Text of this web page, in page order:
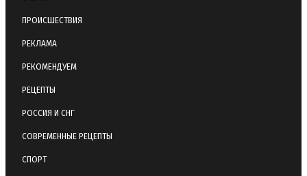
ПРОИСШЕСТВИЯ
РЕКЛАМА
РЕКОМЕНДУЕМ
РЕЦЕПТЫ
РОССИЯ И СНГ
СОВРЕМЕННЫЕ РЕЦЕПТЫ
СПОРТ